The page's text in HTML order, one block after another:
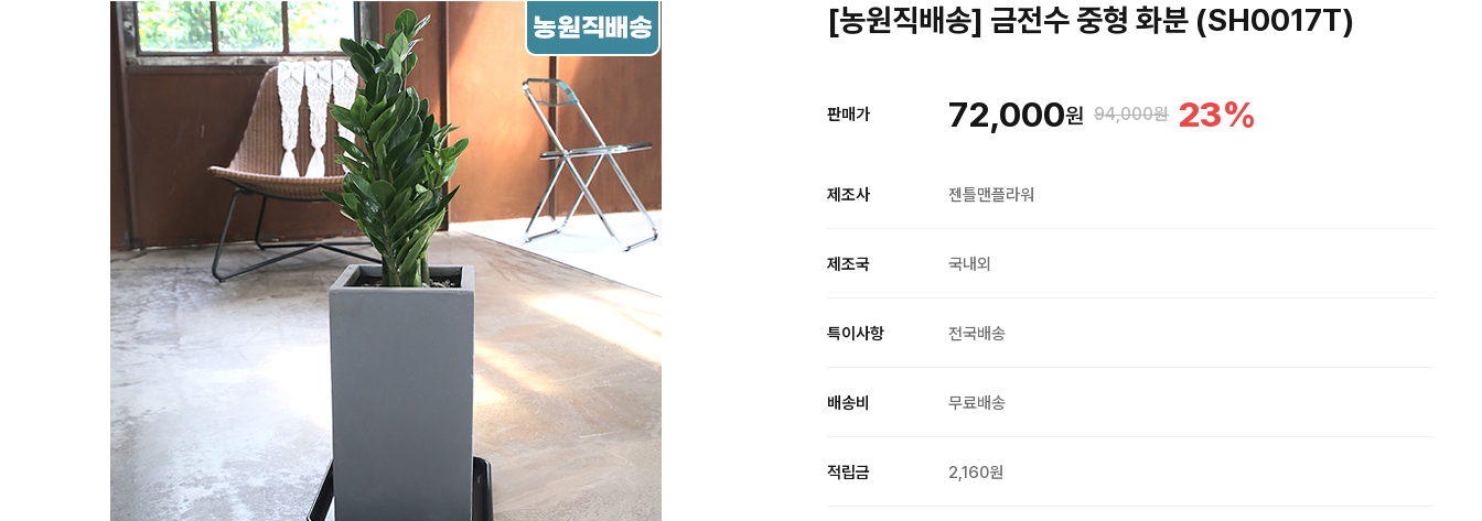
[농원직배송] 금전수 중형 화분 (SH0017T)
판매가 72,000원 94,000원 23%
제조사 젠틀맨플라워
제조국 국내외
특이사항 전국배송
배송비 무료배송
적립금 2,160원